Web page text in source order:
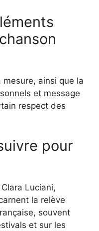
ainsi que la
et message
respect des
pour
Luciani,
la relève
souvent
et sur les